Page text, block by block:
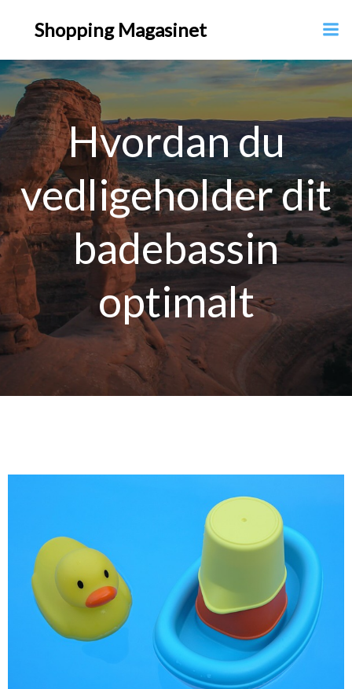
til
Shopping Magasinet
Hvordan du
vedligeholder dit
badebassin
optimalt